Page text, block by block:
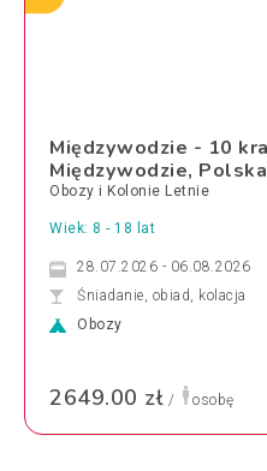
Międzywodzie - 10
Międzywodzie, Polska
Obozy i Kolonie Letnie
Wiek: 8 - 18 lat
28.07.2026 - 06.08.2026
Śniadanie, obiad, kolacja
Obozy
2649.00 zł / osobę